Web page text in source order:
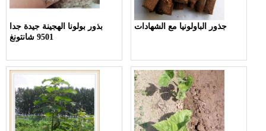
بذور بولونا الهجينة جيدة جدا
9501 شانتونغ
جذور الباولونيا مع الشهادات